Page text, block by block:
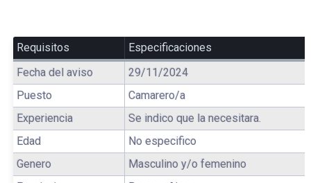
Requisitos
Especificaciones
Fecha del aviso
29/11/2024
Puesto
Camarero/a
Experiencia
Se indico que la necesitara.
Edad
No especifico
Genero
Masculino y/o femenino